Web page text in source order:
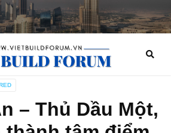
– Thủ Dầu Một,